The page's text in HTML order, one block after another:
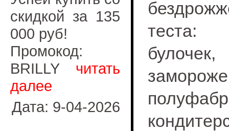
скидкой за 135
000 руб!
Промокод:
BRILLY читать
далее
Дата: 9-04-2026
теста: